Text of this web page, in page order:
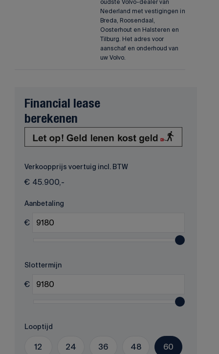
oudste Volvo-dealer van
Nederland met vestigingen in
Breda, Roosendaal,
Oosterhout en Halsteren en
Tilburg. Het adres voor
aanschaf en onderhoud van
uw Volvo.
Financial lease
berekenen
Verkoopprijs voertuig incl. BTW
€ 45.900,-
Aanbetaling
€
Slottermijn
€
Looptijd
12 24 36 48 60